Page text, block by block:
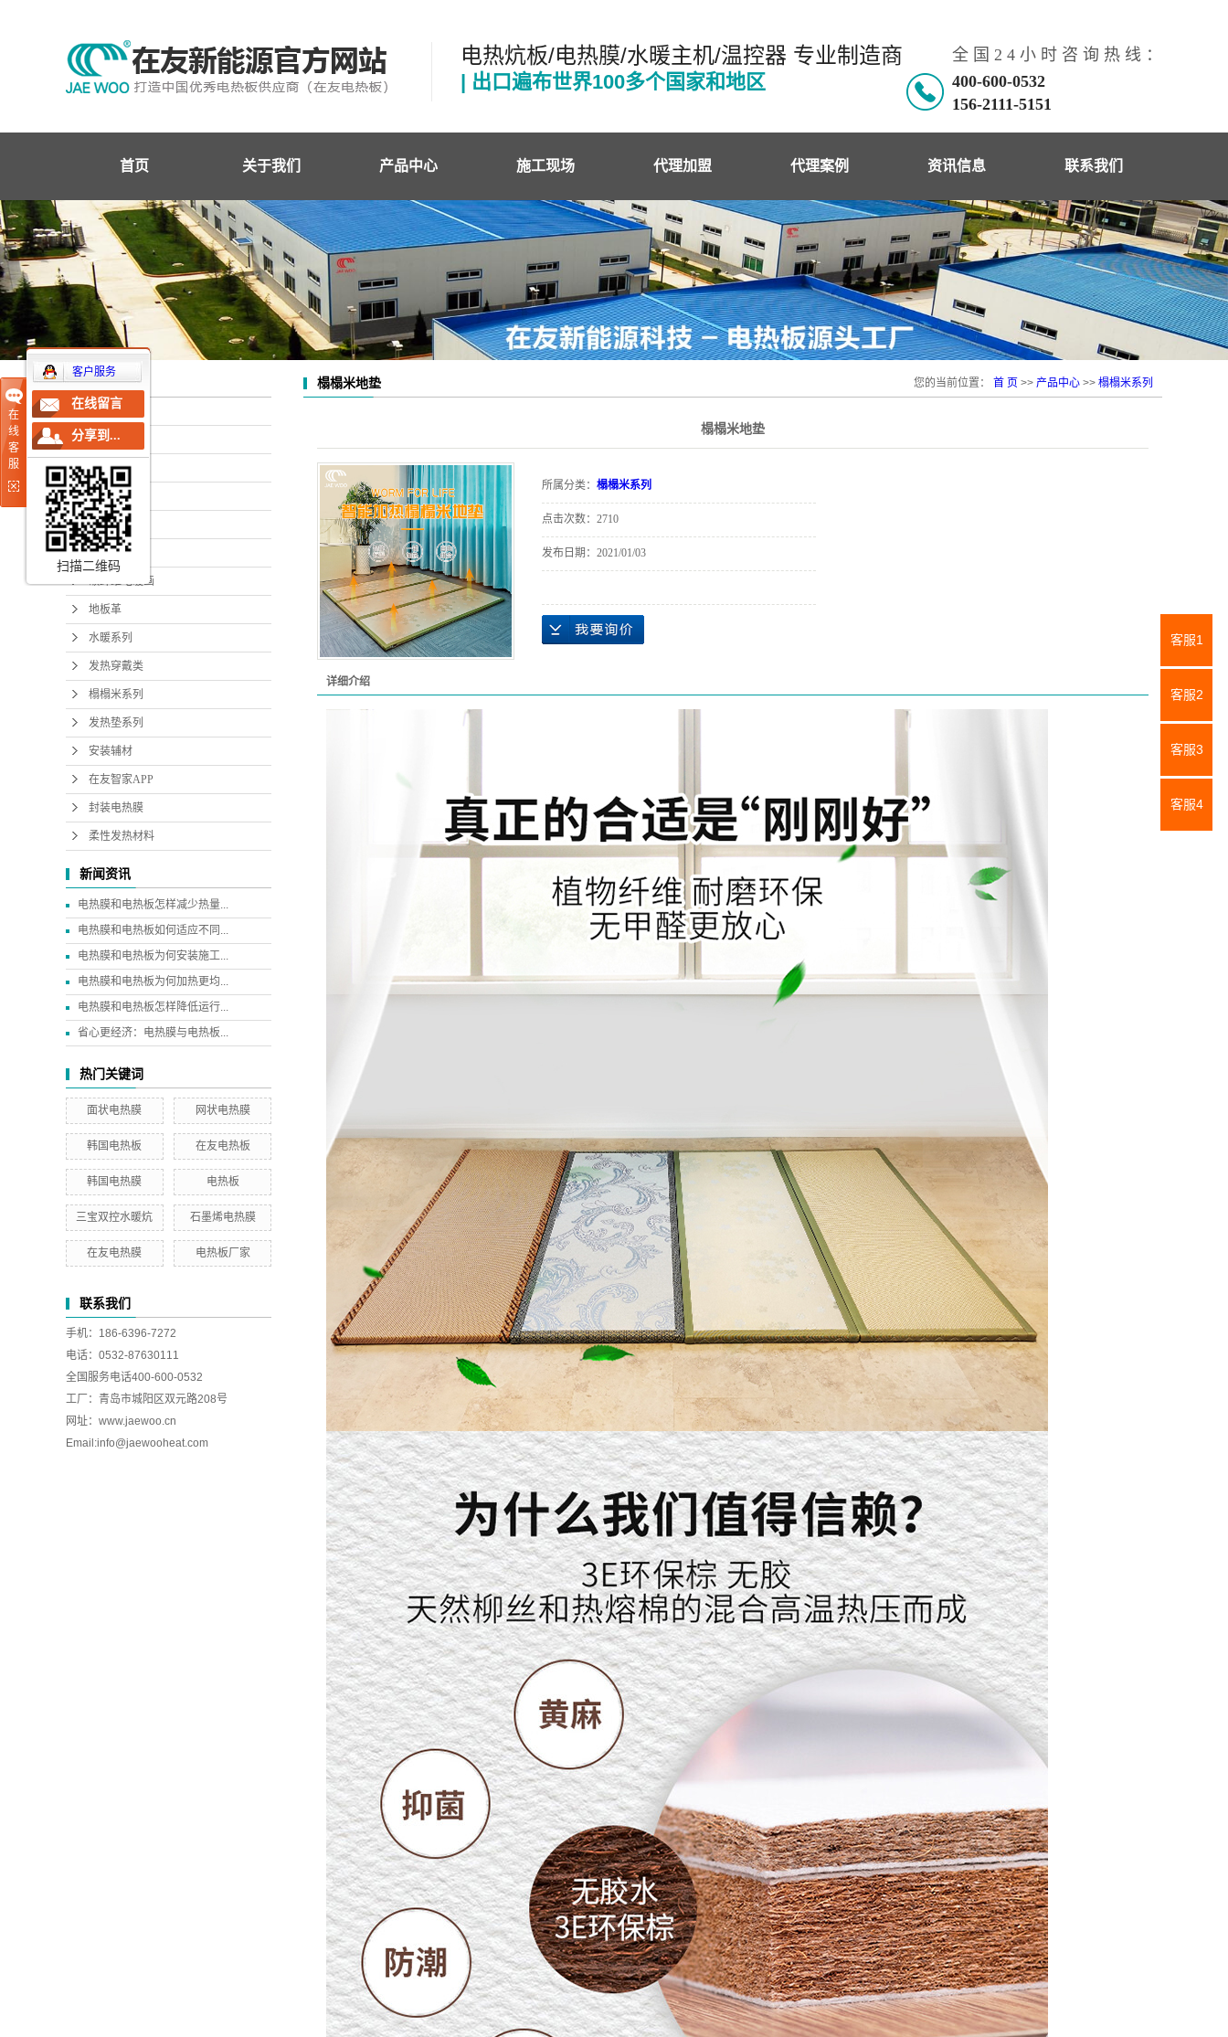
电热炕板/电热膜/水暖主机/温控器 专业制造商
| 出口遍布世界100多个国家和地区
全 国 2 4 小 时 咨 询 热 线 ：
400-600-0532
156-2111-5151
首页 关于我们
企业简介
企业文化
企业资质
企业荣誉
产品中心
在友电热板
条状电热膜
面状电热膜
网状电热膜
温控器
发热电缆
地板革
水暖系列
发热穿戴类
榻榻米系列
发热垫系列
安装辅材
施工现场 代理加盟 代理案例
代理案例
施工现场
资讯信息
公司新闻
行业动态
在宇百科
韩国电热板
电暖资讯
联系我们
产品中心
在友电热板
条状电热膜
面状电热膜
网状电热膜
温控器
发热电缆
碳纤维电暖画
地板革
水暖系列
发热穿戴类
榻榻米系列
发热垫系列
安装辅材
在友智家APP
封装电热膜
柔性发热材料
新闻资讯
电热膜和电热板怎样减少热量...
电热膜和电热板如何适应不同...
电热膜和电热板为何安装施工...
电热膜和电热板为何加热更均...
电热膜和电热板怎样降低运行...
省心更经济：电热膜与电热板...
热门关键词
面状电热膜 网状电热膜
韩国电热板 在友电热板
韩国电热膜 电热板
三宝双控水暖炕 石墨烯电热膜
在友电热膜 电热板厂家
联系我们
手机：186-6396-7272
电话：0532-87630111
全国服务电话400-600-0532
工厂：青岛市城阳区双元路208号
网址：www.jaewoo.cn
Email:info@jaewooheat.com
榻榻米地垫 您的当前位置： 首 页 >> 产品中心 >> 榻榻米系列
榻榻米地垫
所属分类： 榻榻米系列
点击次数： 2710
发布日期： 2021/01/03
详细介绍
客服1
客服2
客服3
客服4
在
线
客
服
客户服务
在线留言
分享到...
扫描二维码